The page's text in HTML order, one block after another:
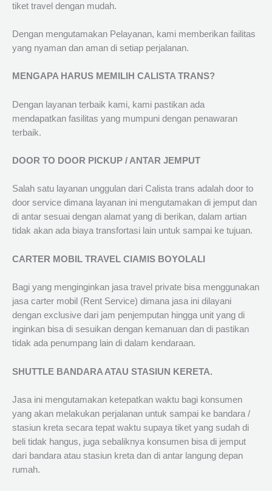
tiket travel dengan mudah.
Dengan mengutamakan Pelayanan, kami memberikan failitas
yang nyaman dan aman di setiap perjalanan.
MENGAPA HARUS MEMILIH CALISTA TRANS?
Dengan layanan terbaik kami, kami pastikan ada
mendapatkan fasilitas yang mumpuni dengan penawaran
terbaik.
DOOR TO DOOR PICKUP / ANTAR JEMPUT
Salah satu layanan unggulan dari Calista trans adalah door to
door service dimana layanan ini mengutamakan di jemput dan
di antar sesuai dengan alamat yang di berikan, dalam artian
tidak akan ada biaya transfortasi lain untuk sampai ke tujuan.
CARTER MOBIL TRAVEL CIAMIS BOYOLALI
Bagi yang menginginkan jasa travel private bisa menggunakan
jasa carter mobil (Rent Service) dimana jasa ini dilayani
dengan exclusive dari jam penjemputan hingga unit yang di
inginkan bisa di sesuikan dengan kemanuan dan di pastikan
tidak ada penumpang lain di dalam kendaraan.
SHUTTLE BANDARA ATAU STASIUN KERETA.
Jasa ini mengutamakan ketepatkan waktu bagi konsumen
yang akan melakukan perjalanan untuk sampai ke bandara /
stasiun kreta secara tepat waktu supaya tiket yang sudah di
beli tidak hangus, juga sebaliknya konsumen bisa di jemput
dari bandara atau stasiun kreta dan di antar langung depan
rumah.